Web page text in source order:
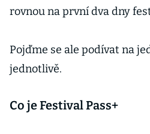
rovnou na první dva dny
Pojďme se ale podívat na
jednotlivě.
Co je Festival Pass+